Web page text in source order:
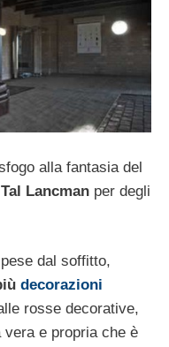
alla fantasia del
Lancman per degli
dal soffitto,
decorazioni
rosse decorative,
e propria che è